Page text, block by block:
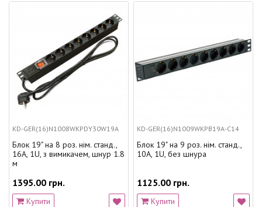
KD-GER(16)N1008WKPDY30W19A
Блок 19" на 8 роз. нім. станд.,
16А, 1U, з вимикачем, шнур 1.8
м
1395.00 грн.
Купити
KD-GER(16)N1009WKPB19A-C14
Блок 19" на 9 роз. нім. станд.,
10А, 1U, без шнура
1125.00 грн.
Купити